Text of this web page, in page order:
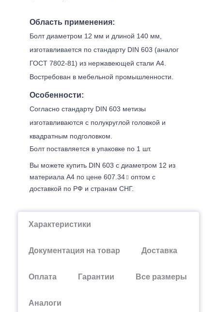
Область применения:
Болт диаметром 12 мм и длиной 140 мм,
изготавливается по стандарту DIN 603 (аналог
ГОСТ 7802-81) из нержавеющей стали А4.
Востребован в мебельной промышленности.
Особенности:
Согласно стандарту DIN 603 метизы
изготавливаются с полукруглой головкой и
квадратным подголовком.
Болт поставляется в упаковке по 1 шт.
Вы можете купить DIN 603 с диаметром 12 из
материала А4 по цене 607.34
оптом с
доставкой по РФ и странам СНГ.
Характеристики
Документация на товар Доставка
Оплата Гарантии Все размеры
Аналоги